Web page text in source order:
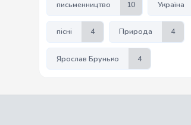
письменництво 10 Україна
пісні 4 Природа 4
Ярослав Брунько 4